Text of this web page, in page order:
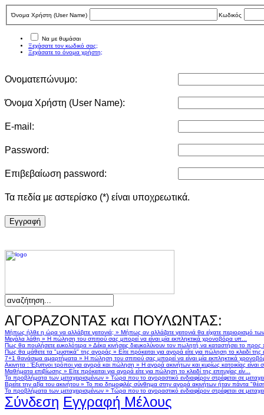
Όνομα Χρήστη (User Νame) Κωδικός
Να με θυμάσαι
Ξεχάσατε τον κωδικό σας;
Ξεχάσατε το όνομα χρήστη;
Ονοματεπώνυμο:
Όνομα Χρήστη (User Νame):
E-mail:
Password:
Επιβεβαίωση password:
Τα πεδία με αστερίσκο (*) είναι υποχρεωτικά.
Eγγραφή
ΑΓΟΡΑΖΟΝΤΑΣ και ΠΟΥΛΩΝΤΑΣ:
Μήπως ήλθε η ώρα να αλλάξετε γειτονιά; » Μήπως αν αλλάζατε γειτονιά θα είχατε περιορισμό
Μεγάλα λάθη » Η πώληση του σπιτιού σας μπορεί να είναι μία εκπληκτικά χρονοβόρα υπ...
Πως θα πουλήσετε ευκολότερα » Δέκα κινήσεις διευκολύνουν τον πωλητή να καταστήσει το
Πως θα μάθετε τα "μυστικά" της αγοράς » Είτε πρόκειται για αγορά είτε για πώληση το κλειδί της
7+1 θανάσιμα αμαρτήματα » Η πώληση του σπιτιού σας μπορεί να είναι μία εκπληκτικά
Ακινητα : Έξυπνοι τρόποι για αγορά και πώληση » Η αγορά ακινήτων και κυρίως κατοικίας
Μαθήματα επιβίωσης » Είτε πρόκειται για αγορά είτε για πώληση το κλειδί της επιτυχίας είν...
Τα προβλήματα των μεταχειρισμένων » Τώρα που το αγοραστικό ενδιαφέρον στρέφεται σε
Βρείτε την αξία του ακινήτου » Το πιο δημοφιλές σύνθημα στην αγορά ακινήτων ήταν πάντα
Τα προβλήματα των μεταχειρισμένων » Τώρα που το αγοραστικό ενδιαφέρον στρέφεται σε
Σύνδεση Εγγραφή Μέλους